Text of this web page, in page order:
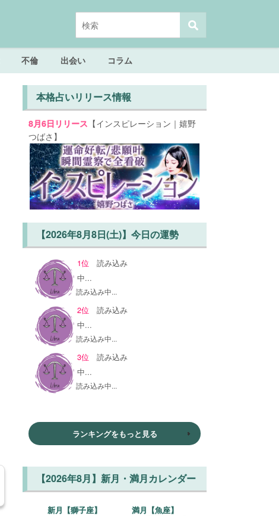
不倫 出会い コラム
本格占いリリース情報
8月6日リリース 【インスピレーション｜嬉野
つばさ】
【2026年8月8日(土)】今日の運勢
1位読み込み
中...
読み込み中...
2位読み込み
中...
読み込み中...
3位読み込み
中...
読み込み中...
ランキングをもっと見る
【2026年8月】新月・満月カレンダー
新月【獅子座】 満月【魚座】